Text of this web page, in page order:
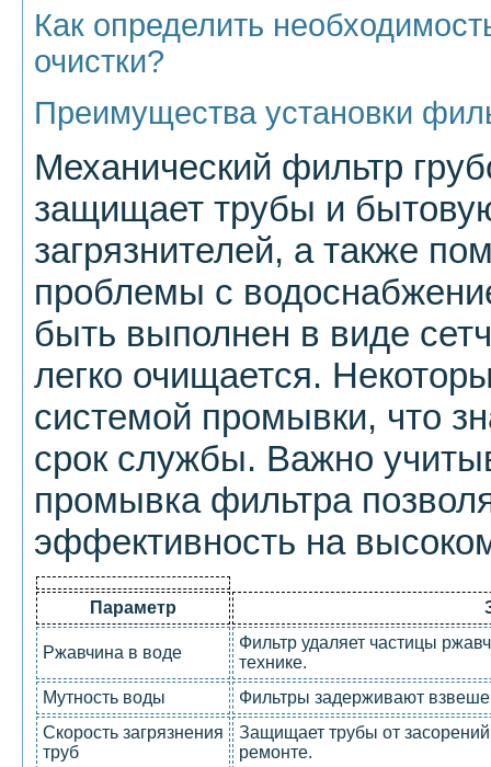
Как определить
очистки?
Преимущества установки
Механический фильтр
защищает трубы и
загрязнителей, а также
проблемы с
быть выполнен в виде
легко очищается.
системой промывки, что
срок службы. Важно
промывка фильтра
эффективность на
Параметр
Ржавчина в воде
Фильтр удаляет частицы
технике.
Мутность воды
Фильтры задерживают
Скорость загрязнения
труб
Защищает трубы от
ремонте.